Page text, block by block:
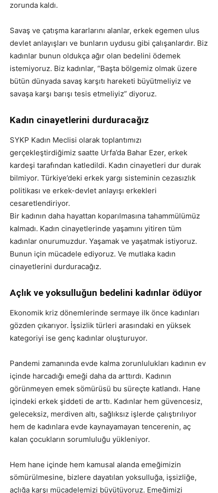
zorunda kaldı.
Savaş ve çatışma kararlarını alanlar, erkek egemen ulus
devlet anlayışları ve bunların uydusu gibi çalışanlardır. Biz
kadınlar bunun oldukça ağır olan bedelini ödemek
istemiyoruz. Biz kadınlar, “Başta bölgemiz olmak üzere
bütün dünyada savaş karşıtı hareketi büyütmeliyiz ve
savaşa karşı barışı tesis etmeliyiz” diyoruz.
Kadın cinayetlerini durduracağız
SYKP Kadın Meclisi olarak toplantımızı
gerçekleştirdiğimiz saatte Urfa’da Bahar Ezer, erkek
kardeşi tarafından katledildi. Kadın cinayetleri dur durak
bilmiyor. Türkiye’deki erkek yargı sisteminin cezasızlık
politikası ve erkek-devlet anlayışı erkekleri
cesaretlendiriyor.
Bir kadının daha hayattan koparılmasına tahammülümüz
kalmadı. Kadın cinayetlerinde yaşamını yitiren tüm
kadınlar onurumuzdur. Yaşamak ve yaşatmak istiyoruz.
Bunun için mücadele ediyoruz. Ve mutlaka kadın
cinayetlerini durduracağız.
Açlık ve yoksulluğun bedelini kadınlar ödüyor
Ekonomik kriz dönemlerinde sermaye ilk önce kadınları
gözden çıkarıyor. İşsizlik türleri arasındaki en yüksek
kategoriyi ise genç kadınlar oluşturuyor.
Pandemi zamanında evde kalma zorunlulukları kadının ev
içinde harcadığı emeği daha da arttırdı. Kadının
görünmeyen emek sömürüsü bu süreçte katlandı. Hane
içindeki erkek şiddeti de arttı. Kadınlar hem güvencesiz,
geleceksiz, merdiven altı, sağlıksız işlerde çalıştırılıyor
hem de kadınlara evde kaynayamayan tencerenin, aç
kalan çocukların sorumluluğu yükleniyor.
Hem hane içinde hem kamusal alanda emeğimizin
sömürülmesine, bizlere dayatılan yoksulluğa, işsizliğe,
açlığa karşı mücadelemizi büyütüyoruz. Emeğimizi